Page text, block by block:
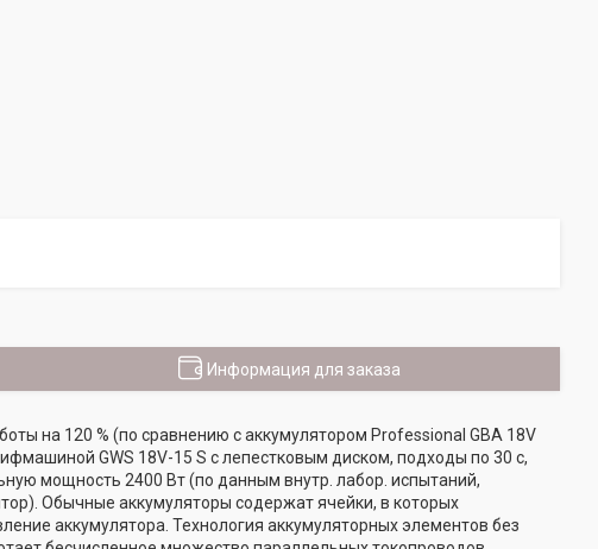
Информация для заказа
на 120 % (по сравнению с аккумулятором Professional GBA 18V
GWS 18V-15 S с лепестковым диском, подходы по 30 с,
мощность 2400 Вт (по данным внутр. лабор. испытаний,
Обычные аккумуляторы содержат ячейки, в которых
аккумулятора. Технология аккумуляторных элементов без